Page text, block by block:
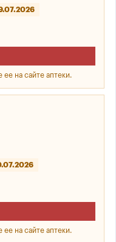
ее на сайте аптеки.
ее на сайте аптеки.